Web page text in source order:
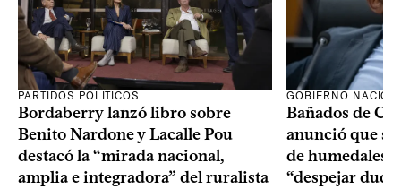
PARTIDOS POLÍTICOS
Bordaberry lanzó libro sobre
Benito Nardone y Lacalle Pou
destacó la “mirada nacional,
amplia e integradora” del ruralista
GOBIERNO
Bañados de
anunció que
de humedales
“despejar